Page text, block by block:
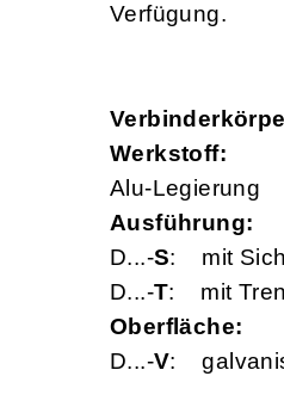
Verfügung.
Werkstoff:
Alu-Legierung
Ausführung:
D...-S: mit
D...-T: mit
Oberfläche:
D...-V: